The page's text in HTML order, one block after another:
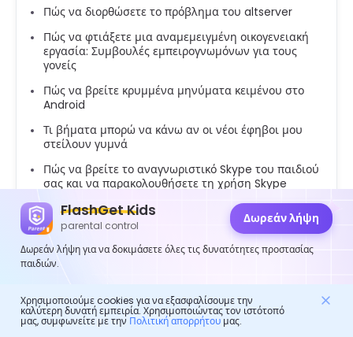
Πώς να διορθώσετε το πρόβλημα του altserver
Πώς να φτιάξετε μια αναμεμειγμένη οικογενειακή
εργασία: Συμβουλές εμπειρογνωμόνων για τους
γονείς
Πώς να βρείτε κρυμμένα μηνύματα κειμένου στο
Android
Τι βήματα μπορώ να κάνω αν οι νέοι έφηβοι μου
στείλουν γυμνά
Πώς να βρείτε το αναγνωριστικό Skype του παιδιού
σας και να παρακολουθήσετε τη χρήση Skype
Πώς να προωθήσετε μηνύματα κειμένου στο
Android: Οδηγός βήμα προς βήμα
Πώς να δημιουργήσετε χαρακτήρες Life Gacha και
να διατηρήσετε τα παιδιά ασφαλή online
Gmail για το παιδί σας
FlashGet Kids
parental control
Δωρεάν λήψη
Δωρεάν λήψη για να δοκιμάσετε όλες τις δυνατότητες προστασίας
παιδιών.
Χρησιμοποιούμε cookies για να εξασφαλίσουμε την
καλύτερη δυνατή εμπειρία. Χρησιμοποιώντας τον ιστότοπό
μας, συμφωνείτε με την Πολιτική απορρήτουμας.